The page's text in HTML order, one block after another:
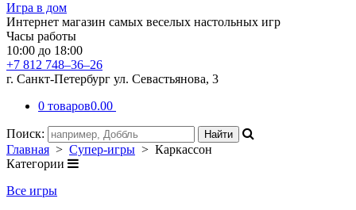
Игра в дом
Интернет магазин самых веселых настольных игр
Часы работы
10:00 до 18:00
+7 812 748–36–26
г. Санкт-Петербург ул. Севастьянова, 3
0 товаров0.00
Поиск:
Главная > Супер-игры > Каркассон
Категории
Все игры